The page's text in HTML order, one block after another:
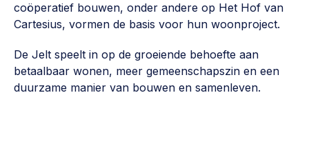
coöperatief bouwen, onder andere op Het Hof van
Cartesius, vormen de basis voor hun woonproject.
De Jelt speelt in op de groeiende behoefte aan
betaalbaar wonen, meer gemeenschapszin en een
duurzame manier van bouwen en samenleven.